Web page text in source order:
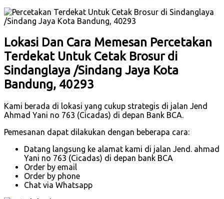
Lokasi Dan Cara Memesan Percetakan
Terdekat Untuk Cetak Brosur di
Sindanglaya /Sindang Jaya Kota
Bandung, 40293
Kami berada di lokasi yang cukup strategis di jalan Jend
Ahmad Yani no 763 (Cicadas) di depan Bank BCA.
Pemesanan dapat dilakukan dengan beberapa cara:
Datang langsung ke alamat kami di jalan Jend. ahmad
Yani no 763 (Cicadas) di depan bank BCA
Order by email
Order by phone
Chat via Whatsapp